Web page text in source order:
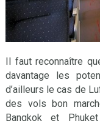
Il faut reconnaître
davantage les
d’ailleurs le cas de
des vols bon
Bangkok et